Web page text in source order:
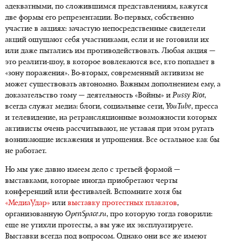
адекватными, по сложившимся представлениям, кажутся
две формы его репрезентации. Во-первых, собственно
участие в акциях: зачастую непосредственные свидетели
акций ощущают себя участниками, если и не готовили их
или даже пытались им противодействовать. Любая акция —
это реалити-шоу, в которое вовлекаются все, кто попадает в
«зону поражения». Во-вторых, современный активизм не
может существовать автономно. Важным дополнением ему, а
доказательство тому — деятельность «Войны» иPussy Riot,
всегда служат медиа: блоги, социальные сети, YouTube, пресса
и телевидение, на ретрансляционные возможности которых
активисты очень рассчитывают, не уставая при этом ругать
возникающие искажения и упрощения. Все остальное как бы
не работает.
Но мы уже давно имеем дело с третьей формой —
выставками, которые иногда приобретают черты
конференций или фестивалей. Вспомните хотя бы
«МедиаУдар» или выставку протестных плакатов,
организованную OpenSpace.ru, про которую тогда говорили:
еще не утихли протесты, а вы уже их эксплуатируете.
Выставки всегда под вопросом. Однако они все же имеют